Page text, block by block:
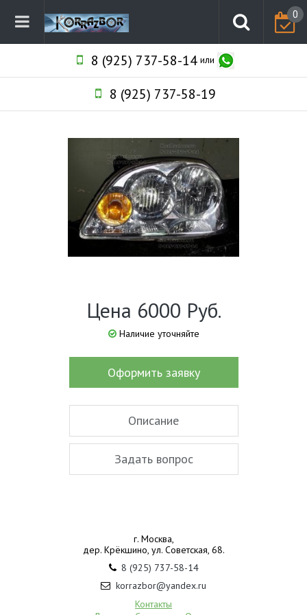
0
8 (925) 737-58-14или
8 (925) 737-58-19
Цена 6000 Руб.
Наличие уточняйте
Оформить заявку
Описание
Задать вопрос
г. Москва,
дер. Крёкшино, ул. Советская, 68.
8 (925) 737-58-14
korrazbor@yandex.ru
Контакты